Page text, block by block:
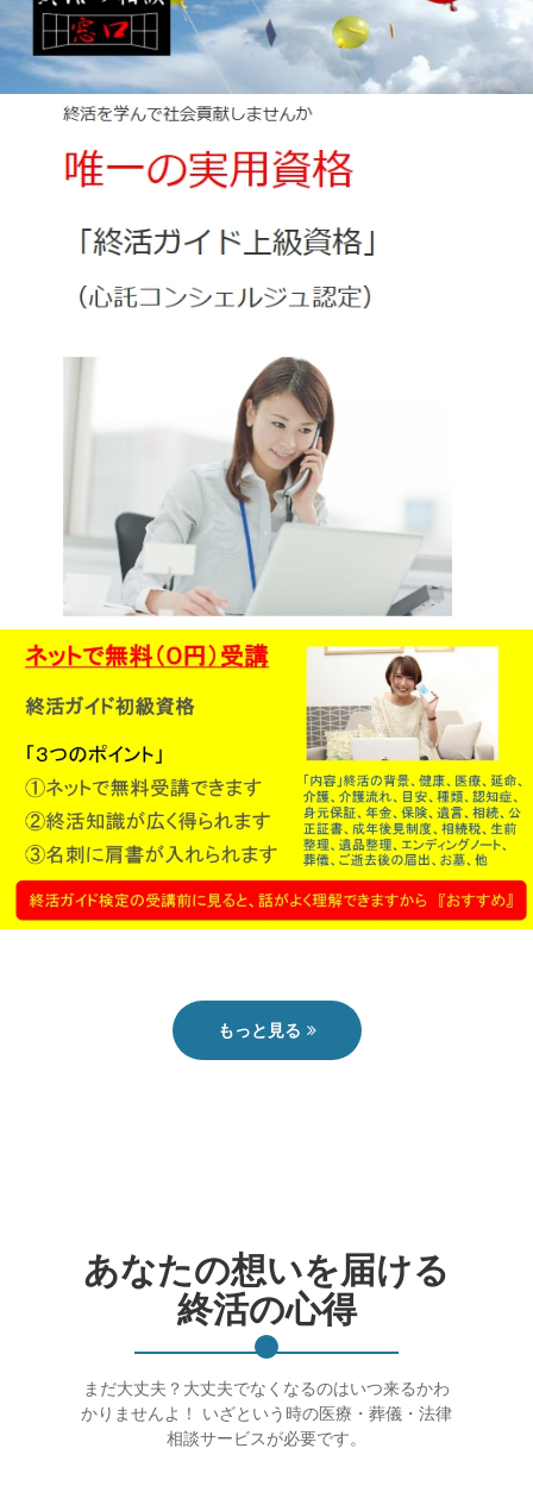
終活ガイド
もっと見る
あなたの想いを届ける
終活の心得
まだ大丈夫？大丈夫でなくなるのはいつ来るかわ
かりませんよ！ いざという時の医療・葬儀・法律
相談サービスが必要です。